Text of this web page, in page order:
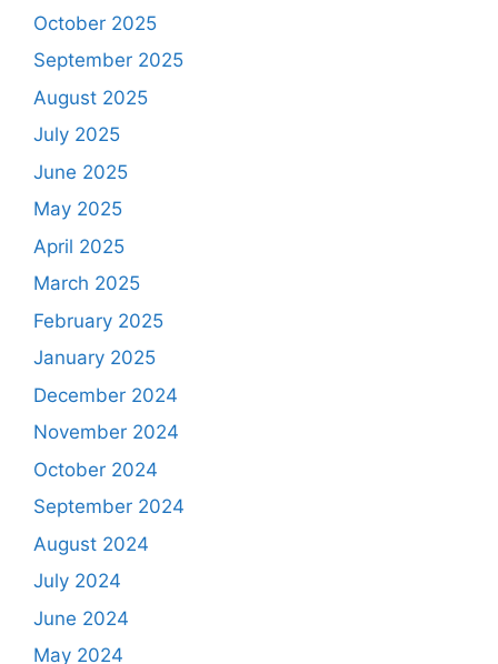
October 2025
September 2025
August 2025
July 2025
June 2025
May 2025
April 2025
March 2025
February 2025
January 2025
December 2024
November 2024
October 2024
September 2024
August 2024
July 2024
June 2024
May 2024